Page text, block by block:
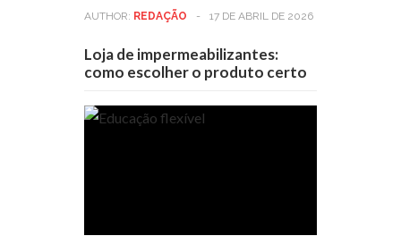
AUTHOR: REDAÇÃO - 17 DE ABRIL DE 2026
Loja de impermeabilizantes:
como escolher o produto certo